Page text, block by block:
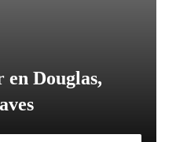
Douglas,